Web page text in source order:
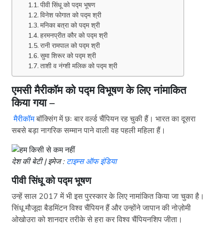
पीवी सिंधू को पद्म भूषण
विनेश फोगात को पद्म श्री
मनिका बत्रा को पद्म श्री
हरमनप्रीत कौर को पद्म श्री
रानी रामपाल को पद्म श्री
सुमा शिरूर को पद्म श्री
ताशी व नंग्शी मलिक को पद्म श्री
एमसी मैरीकॉम को पद्म विभूषण के लिए नांमाकित
किया गया –
मैरीकॉमबॉक्सिंग में छः बार वर्ल्ड चैंपियन रह चुकी हैं। भारत का दूसरा
सबसे बड़ा नागरिक सम्मान पाने वाली वह पहली महिला हैं।
देश की बेटी | इमेज : टाइम्स ऑफ इंडिया
पीवी सिंधू को पद्म भूषण
उन्हें साल 2017 में भी इस पुरस्कार के लिए नामांकित किया जा चुका है।
सिंधू मौजूदा बैडमिंटन विश्व चैंपियन हैं और उन्होंने जापान की नोज़ोमी
ओखोउरा को शानदार तरीके से हरा कर विश्व चैंपियनशिप जीता।